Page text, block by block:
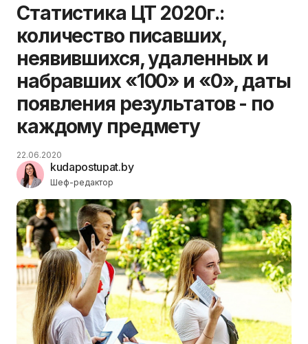
Статистика ЦТ 2020г.:
количество писавших,
неявившихся, удаленных и
набравших «100» и «0», даты
появления результатов - по
каждому предмету
kudapostupat.by
Шеф-редактор
22.06.2020